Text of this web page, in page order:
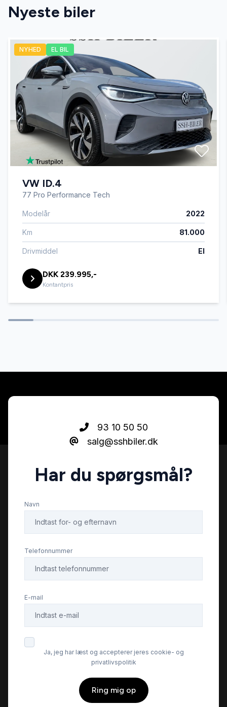
antispin
automatgear
Automatisk lys
automatisk nedblændeligt bakspejl
Automatisk start/stop
bagagerumsdækken
CD afspiller
CD/radio
centrallås
fjernbetjent centrallås
fjernlysassistent
fuldautomatisk klimaanlæg
højdejusterbart førersæde
håndfri til mobil
kørecomputer
Nyeste biler
NYHED EL BIL
VW ID.4
77 Pro Performance Tech
Modelår 2022
Km 81.000
Drivmiddel El
DKK 239.995,-
Kontantpris
93 10 50 50
salg@sshbiler.dk
Har du spørgsmål?
Navn
Telefonnummer
E-mail
Ja, jeg har læst og accepterer jeres cookie- og
privatlivspolitik
Ring mig op